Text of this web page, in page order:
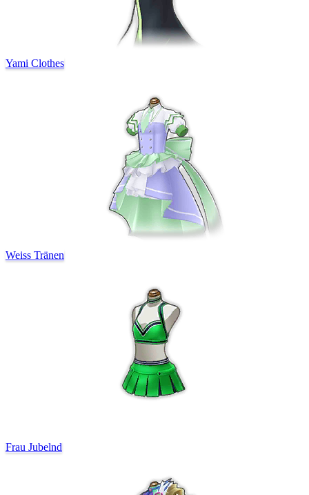
Yami Clothes
Weiss Tränen
Frau Jubelnd